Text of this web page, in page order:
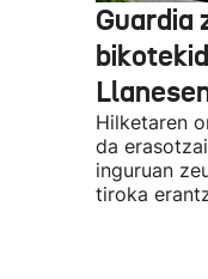
Guardia
Hilketaren
da
inguruan
tiroka